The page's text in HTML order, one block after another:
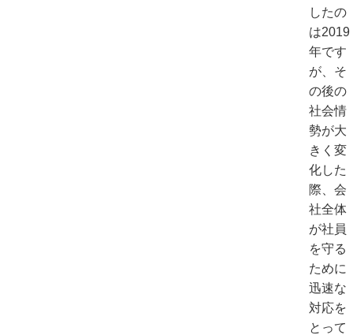
したの
は2019
年です
が、そ
の後の
社会情
勢が大
きく変
化した
際、会
社全体
が社員
を守る
ために
迅速な
対応を
とって